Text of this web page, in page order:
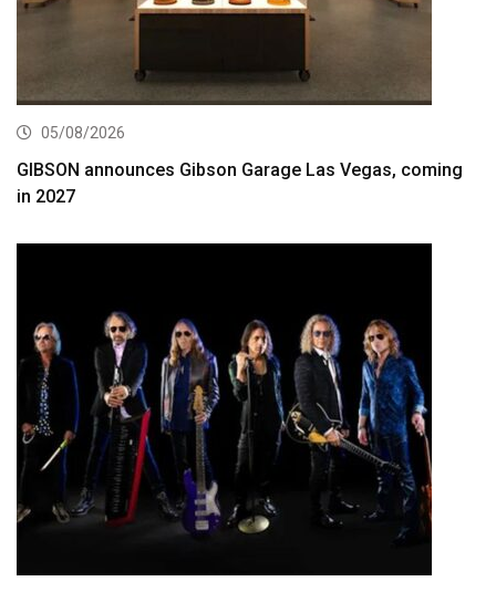
05/08/2026
GIBSON announces Gibson Garage Las Vegas, coming
in 2027